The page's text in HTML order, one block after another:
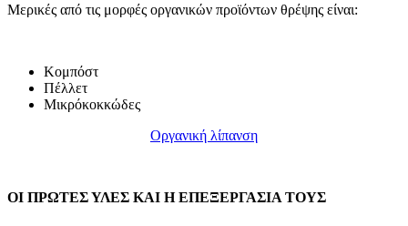
Μερικές από τις μορφές οργανικών προϊόντων θρέψης είναι:
Κομπόστ
Πέλλετ
Μικρόκοκκώδες
Οργανική λίπανση
ΟΙ ΠΡΩΤΕΣ ΥΛΕΣ ΚΑΙ Η ΕΠΕΞΕΡΓΑΣΙΑ ΤΟΥΣ